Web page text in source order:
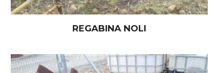
REGABINA NOLI